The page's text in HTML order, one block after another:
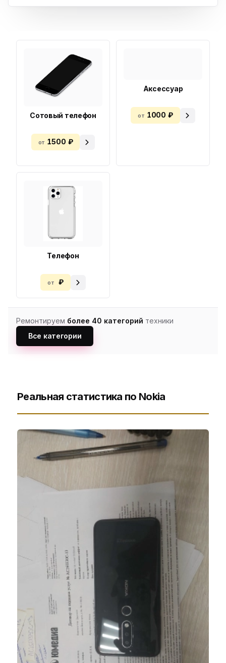
Сотовый телефон
от 1500 ₽
Аксессуар
от 1000 ₽
Телефон
от ₽
Ремонтируем более 40 категорий техники
Все категории
Реальная статистика по Nokia